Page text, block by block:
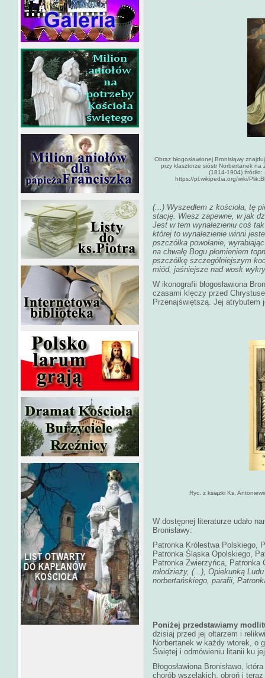
Obraz błogosławionej Bronisłąwy
przy klasztorze sióstr Norbertanek na
(1814-1904)
https://pl.wikipedia.org/wiki/
(...) Wyszedłem z kościoła, tę
stację. Wiesz zapewne, w jak
Jest w tem wynalezieniu coś
której to wynalezienie winni
pszczółka powołanie,
na chwałę Bogu płomieniem
pszczółkę szczególniejszym
miód, jaśniejsze nad wosk
W ikonografii błogosławiona
czasami klęczy przed
Przenajświętszą. Jej atrybutem
Ryc. z książki Ks.
W dostępnej literaturze udało
Bronisławy:
Patronka Królestwa Polskiego,
Patronka Śląska Opolskiego,
Patronka Zwierzyńca,
młodzieży, (...), Opiekunką
norbertańskiego, parafii,
Poniżej przedstawiamy
dzisiaj przed jej ołtarzem i
Norbertanek w każdy wtorek, o
Świętej i odmówieniu litanii ku
Błogosławiona Bronisławo,
chorób wszelakich, obroń i